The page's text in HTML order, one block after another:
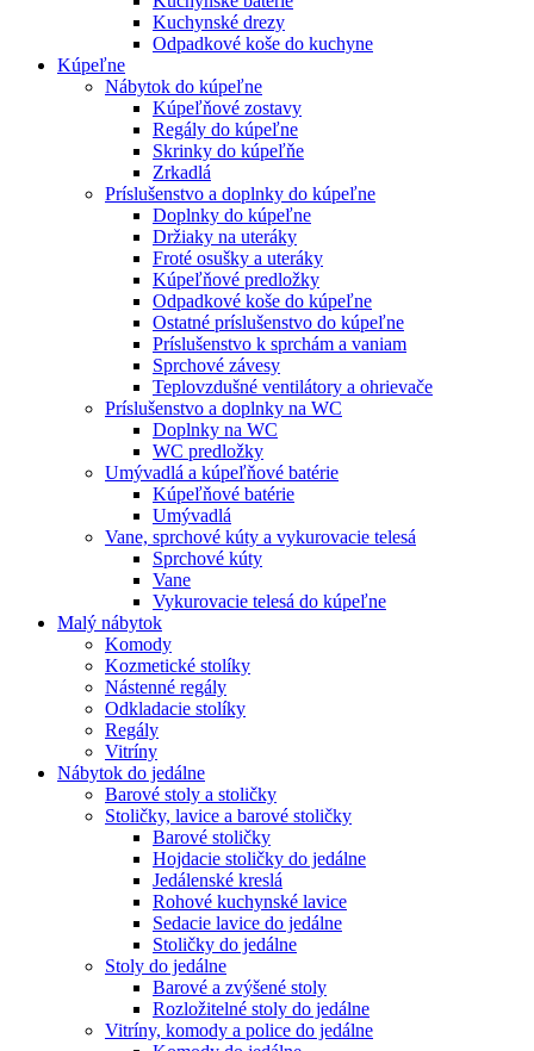
Kuchynské drezy
Odpadkové koše do kuchyne
Kúpeľne
Nábytok do kúpeľne
Kúpeľňové zostavy
Regály do kúpeľne
Skrinky do kúpeľňe
Zrkadlá
Príslušenstvo a doplnky do kúpeľne
Doplnky do kúpeľne
Držiaky na uteráky
Froté osušky a uteráky
Kúpeľňové predložky
Odpadkové koše do kúpeľne
Ostatné príslušenstvo do kúpeľne
Príslušenstvo k sprchám a vaniam
Sprchové závesy
Teplovzdušné ventilátory a ohrievače
Príslušenstvo a doplnky na WC
Doplnky na WC
WC predložky
Umývadlá a kúpeľňové batérie
Kúpeľňové batérie
Umývadlá
Vane, sprchové kúty a vykurovacie telesá
Sprchové kúty
Vane
Vykurovacie telesá do kúpeľne
Malý nábytok
Komody
Kozmetické stolíky
Nástenné regály
Odkladacie stolíky
Regály
Vitríny
Nábytok do jedálne
Barové stoly a stoličky
Stoličky, lavice a barové stoličky
Barové stoličky
Hojdacie stoličky do jedálne
Jedálenské kreslá
Rohové kuchynské lavice
Sedacie lavice do jedálne
Stoličky do jedálne
Stoly do jedálne
Barové a zvýšené stoly
Rozložitelné stoly do jedálne
Vitríny, komody a police do jedálne